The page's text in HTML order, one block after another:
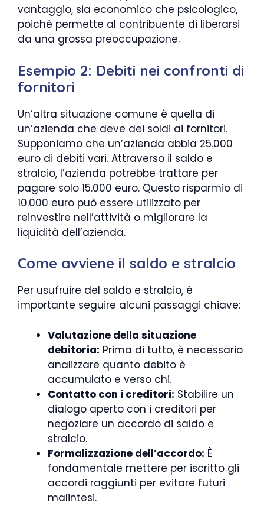
vantaggio, sia economico che psicologico,
poiché permette al contribuente di liberarsi
da una grossa preoccupazione.
Esempio 2: Debiti nei confronti di
fornitori
Un’altra situazione comune è quella di
un’azienda che deve dei soldi ai fornitori.
Supponiamo che un’azienda abbia 25.000
euro di debiti vari. Attraverso il saldo e
stralcio, l’azienda potrebbe trattare per
pagare solo 15.000 euro. Questo risparmio di
10.000 euro può essere utilizzato per
reinvestire nell’attività o migliorare la
liquidità dell’azienda.
Come avviene il saldo e stralcio
Per usufruire del saldo e stralcio, è
importante seguire alcuni passaggi chiave:
Valutazione della situazione
debitoria: Prima di tutto, è necessario
analizzare quanto debito è
accumulato e verso chi.
Contatto con i creditori: Stabilire un
dialogo aperto con i creditori per
negoziare un accordo di saldo e
stralcio.
Formalizzazione dell’accordo: È
fondamentale mettere per iscritto gli
accordi raggiunti per evitare futuri
malintesi.